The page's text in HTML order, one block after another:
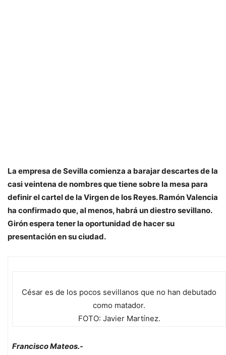
La empresa de Sevilla comienza a barajar descartes de la
casi veintena de nombres que tiene sobre la mesa para
definir el cartel de la Virgen de los Reyes. Ramón Valencia
ha confirmado que, al menos, habrá un diestro sevillano.
Girón espera tener la oportunidad de hacer su
presentación en su ciudad.
César es de los pocos sevillanos que no han debutado
como matador.
FOTO: Javier Martínez.
Francisco Mateos.-